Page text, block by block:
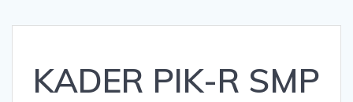
KADER PIK-R SMP